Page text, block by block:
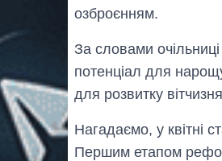
озброєнням.
За словами
потенціал для
для розвитку
Нагадаємо, у квітні
Першим етапом